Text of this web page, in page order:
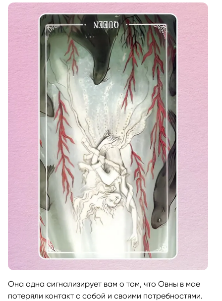
Она одна сигнализирует вам о том, что Овны в мае
потеряли контакт с собой и своими потребностями.